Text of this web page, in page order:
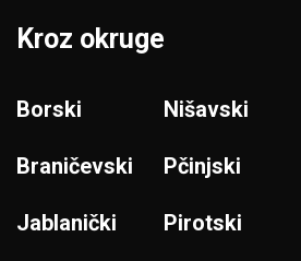
Kroz okruge
Borski
Braničevski
Jablanički
Nišavski
Pčinjski
Pirotski